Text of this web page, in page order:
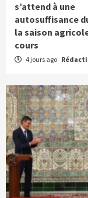
s’attend à une
autosuffisance
la saison
cours
4 jours ago